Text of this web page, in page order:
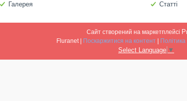
Галерея Статті
Сайт створений на маркетплейсі
Поскаржитися на контент
Select Language ▼